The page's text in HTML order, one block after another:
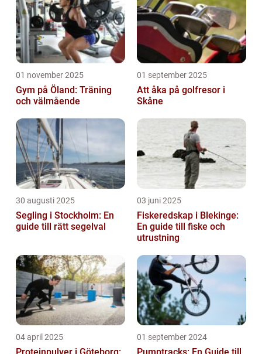
01 november 2025
Gym på Öland: Träning
och välmående
01 september 2025
Att åka på golfresor i
Skåne
30 augusti 2025
Segling i Stockholm: En
guide till rätt segelval
03 juni 2025
Fiskeredskap i Blekinge:
En guide till fiske och
utrustning
04 april 2025 01 september 2024